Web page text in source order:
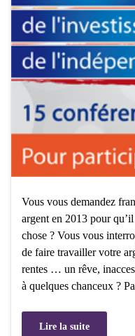
Vous vous demandez
argent en 2013 pour
chose ? Vous vous
de faire travailler votre
rentes … un rêve,
à quelques chanceux ?
Lire la suite